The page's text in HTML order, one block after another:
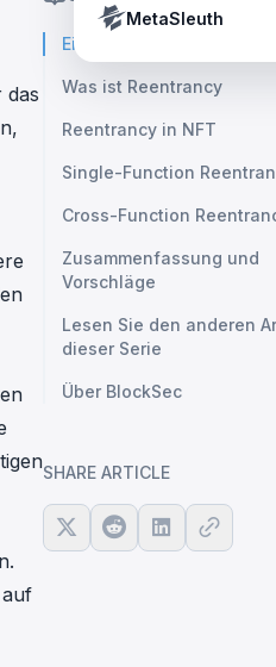
Tether’s blacklist in
MetaSleuth
das
auf
Einleitung
Was ist Reentrancy
Reentrancy in NFT
Single-Function
Cross-Function
Zusammenfassung und
Vorschläge
Lesen Sie den anderen
dieser Serie
Über BlockSec
SHARE ARTICLE